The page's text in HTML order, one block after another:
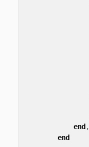
end ,
end